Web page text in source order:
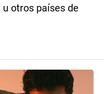
u otros países de